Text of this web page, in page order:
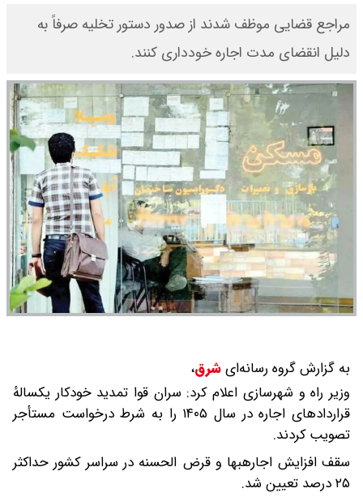
مراجع قضایی موظف شدند از صدور دستور تخلیه صرفاً به
دلیل انقضای مدت اجاره خودداری کنند.
به گزارش گروه رسانه‌ایشرق،
وزیر راه و شهرسازی اعلام کرد: سران قوا تمدید خودکار یکسالهٔ
قراردادهای اجاره در سال ۱۴۰۵ را به شرط درخواست مستأجر
تصویب کردند.
سقف افزایش اجارهبها و قرض الحسنه در سراسر کشور حداکثر
۲۵ درصد تعیین شد.